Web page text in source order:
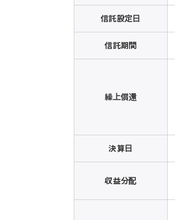
信託設定日
信託期間
繰上償還
決算日
収益分配